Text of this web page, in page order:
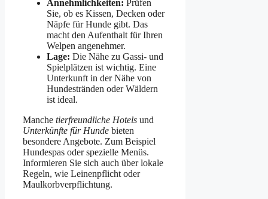
Annehmlichkeiten: Prüfen
Sie, ob es Kissen, Decken oder
Näpfe für Hunde gibt. Das
macht den Aufenthalt für Ihren
Welpen angenehmer.
Lage: Die Nähe zu Gassi- und
Spielplätzen ist wichtig. Eine
Unterkunft in der Nähe von
Hundestränden oder Wäldern
ist ideal.
Manche tierfreundliche Hotels und
Unterkünfte für Hunde bieten
besondere Angebote. Zum Beispiel
Hundespas oder spezielle Menüs.
Informieren Sie sich auch über lokale
Regeln, wie Leinenpflicht oder
Maulkorbverpflichtung.